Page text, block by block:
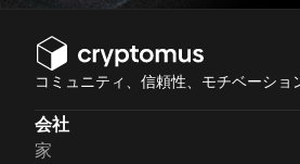
コミュニティ、信頼性、モチベーショ
会社
家